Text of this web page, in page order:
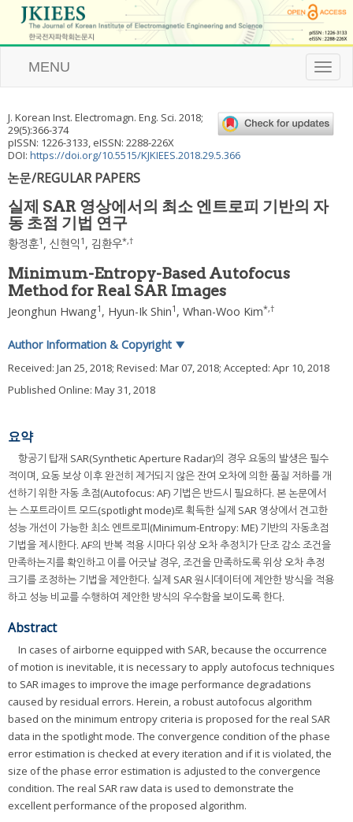
T
o
l
e
g
MENU
J. Korean Inst. Electromagn. Eng. Sci. 2018;
29(5):366-374
pISSN: 1226-3133, eISSN: 2288-226X
DOI: https://doi.org/10.5515/KJKIEES.2018.29.5.366
논문/REGULAR PAPERS
실제 SAR 영상에서의 최소 엔트로피 기반의 자
동 초점 기법 연구
황정훈1 , 신현익 1 , 김환우*,†
Minimum-Entropy-Based Autofocus
Method for Real SAR Images
Jeonghun Hwang1 , Hyun-Ik Shin1 , Whan-Woo Kim*,†
Author Information & Copyright ▼
Received: Jan 25, 2018; Revised: Mar 07, 2018; Accepted: Apr 10, 2018
Published Online: May 31, 2018
요약
항공기 탑재 SAR(Synthetic Aperture Radar)의 경우 요동의 발생은 필수
적이며, 요동 보상 이후 완전히 제거되지 않은 잔여 오차에 의한 품질 저하를 개
선하기 위한 자동 초점(Autofocus: AF) 기법은 반드시 필요하다. 본 논문에서
는 스포트라이트 모드(spotlight mode)로 획득한 실제 SAR 영상에서 견고한
성능 개선이 가능한 최소 엔트로피(Minimum-Entropy: ME) 기반의 자동초점
기법을 제시한다. AF의 반복 적용 시마다 위상 오차 추정치가 단조 감소 조건을
만족하는지를 확인하고 이를 어긋날 경우, 조건을 만족하도록 위상 오차 추정
크기를 조정하는 기법을 제안한다. 실제 SAR 원시데이터에 제안한 방식을 적용
하고 성능 비교를 수행하여 제안한 방식의 우수함을 보이도록 한다.
Abstract
In cases of airborne equipped with SAR, because the occurrence
of motion is inevitable, it is necessary to apply autofocus techniques
to SAR images to improve the image performance degradations
caused by residual errors. Herein, a robust autofocus algorithm
based on the minimum entropy criteria is proposed for the real SAR
data in the spotlight mode. The convergence condition of the phase
error estimation is checked at every iteration and if it is violated, the
size of the phase error estimation is adjusted to the convergence
condition. The real SAR raw data is used to demonstrate the
excellent performance of the proposed algorithm.